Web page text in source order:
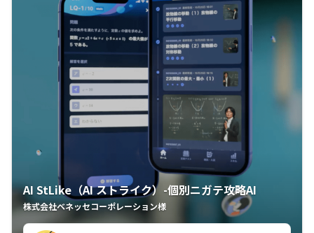
AI StLike（AI ストライク）-個別ニガテ攻略AI
株式会社ベネッセコーポレーション様